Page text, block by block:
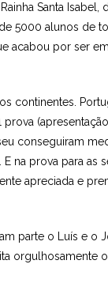
Santa Isabel,
5000 alunos de
acabou por ser
continentes.
conseguiram
na prova para as
apreciada e
parte o Luís e o
orgulhosamente